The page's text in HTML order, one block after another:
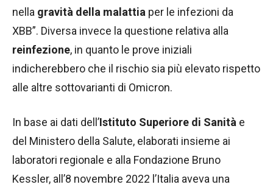
nella gravità della malattia per le infezioni da
XBB”. Diversa invece la questione relativa alla
reinfezione, in quanto le prove iniziali
indicherebbero che il rischio sia più elevato rispetto
alle altre sottovarianti di Omicron.
In base ai dati dell’Istituto Superiore di Sanità e
del Ministero della Salute, elaborati insieme ai
laboratori regionale e alla Fondazione Bruno
Kessler, all’8 novembre 2022 l’Italia aveva una